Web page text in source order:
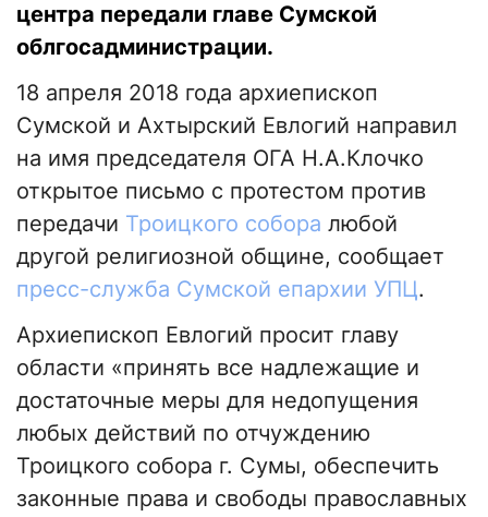
центра передали главе Сумской
облгосадминистрации.
18 апреля 2018 года архиепископ
Сумской и Ахтырский Евлогий направил
на имя председателя ОГА Н.А.Клочко
открытое письмо с протестом против
передачи Троицкого собора любой
другой религиозной общине, сообщает
пресс-служба Сумской епархии УПЦ.
Архиепископ Евлогий просит главу
области «принять все надлежащие и
достаточные меры для недопущения
любых действий по отчуждению
Троицкого собора г. Сумы, обеспечить
законные права и свободы православных